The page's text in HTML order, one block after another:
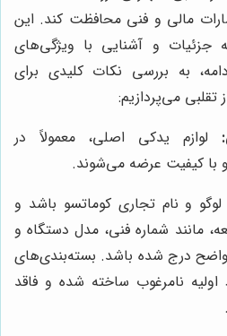
مالی و فنی محافظت کند. این
جزئیات و آشنایی با ویژگی‌های
به بررسی نکات کلیدی برای
می‌پردازیم:
لوازم یدکی اصلی، معمولاً در
با کیفیت عرضه می‌شوند.
لوگو و نام تجاری کوماتسو باشد و
مانند شماره فنی، مدل دستگاه و
واضح درج شده باشد. بسته‌بندی‌های
اولیه نامرغوب ساخته شده و فاقد